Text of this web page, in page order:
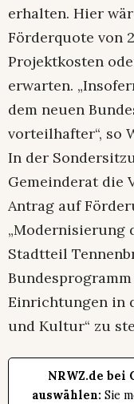
erhalten. Hier
Förderquote von
Projektkosten
erwarten.
dem neuen
vorteilhafter“, so
In der
Gemeinderat die
Antrag auf
„Modernisierung
Stadtteil
Einrichtungen in
und Kultur“ zu
NRWZ.de bei
auswählen: Sie